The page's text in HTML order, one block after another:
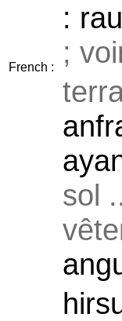
French :
:
;
sol